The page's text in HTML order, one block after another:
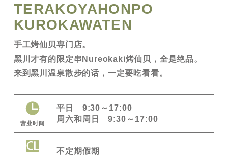
TERAKOYAHONPO
KUROKAWATEN
手工烤仙贝専门店。
黑川才有的限定串Nureokaki烤仙贝，全是绝品。
来到黑川温泉散步的话，一定要吃看看。
营业时间
平日 9:30～17:00
周六和周日 9:30～17:00
不定期假期